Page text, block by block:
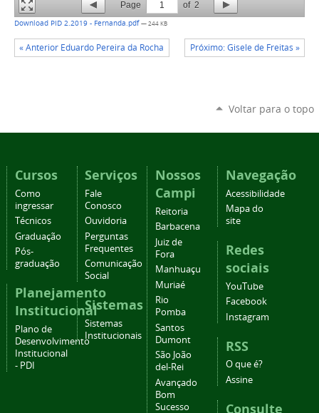
Page 1 of 2
Download PID 2.2019 - Fernanda.pdf— 244 KB
« Anterior Eduardo Pereira da Rocha Próximo: Gisele de Freitas »
Voltar para o topo
Cursos
Como
ingressar
Técnicos
Graduação
Pós-
graduação
Planejamento
Institucional
Plano de
Desenvolvimento
Institucional
- PDI
Serviços
Fale
Conosco
Ouvidoria
Perguntas
Frequentes
Comunicação
Social
Sistemas
Sistemas
Institucionais
Nossos
Campi
Reitoria
Barbacena
Juiz de
Fora
Manhuaçu
Muriaé
Rio
Pomba
Santos
Dumont
São João
del-Rei
Avançado
Bom
Sucesso
Navegação
Acessibilidade
Mapa do
site
Redes
sociais
YouTube
Facebook
Instagram
RSS
O que é?
Assine
Consulte